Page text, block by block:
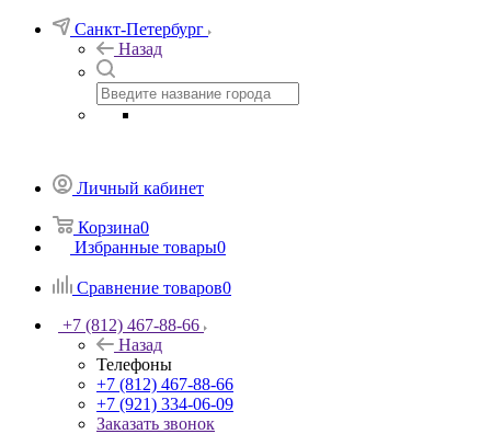
Санкт-Петербург
Назад
Личный кабинет
Корзина0
Избранные товары0
Сравнение товаров0
+7 (812) 467-88-66
Назад
Телефоны
+7 (812) 467-88-66
+7 (921) 334-06-09
Заказать звонок